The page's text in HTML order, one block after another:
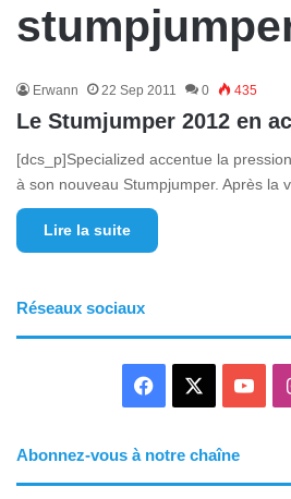
Erwann 22 Sep 2011 0 435
Le Stumjumper 2012 en
[dcs_p]Specialized accentue la
à son nouveau Stumpjumper. Après la
Lire la suite
Réseaux sociaux
Abonnez-vous à notre chaîne